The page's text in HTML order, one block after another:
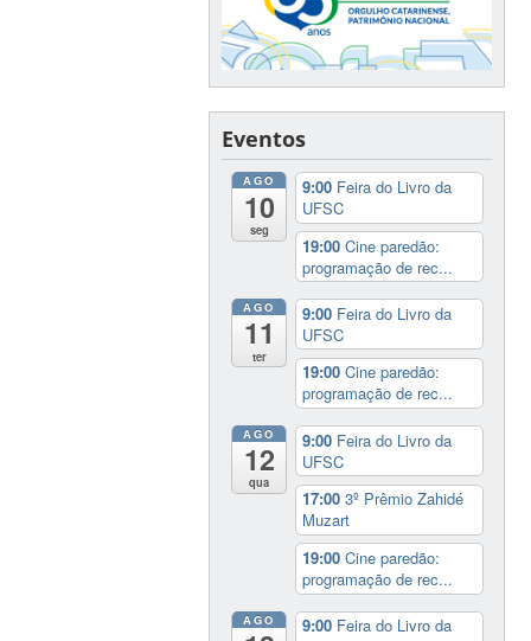
Eventos
AGO
10
seg
9:00 Feira do Livro da
UFSC
19:00Cine paredão:
programação de rec...
AGO
11
ter
9:00 Feira do Livro da
UFSC
19:00Cine paredão:
programação de rec...
AGO
12
qua
9:00 Feira do Livro da
UFSC
17:003º Prêmio Zahidé
Muzart
19:00Cine paredão:
programação de rec...
AGO 9:00 Feira do Livro da